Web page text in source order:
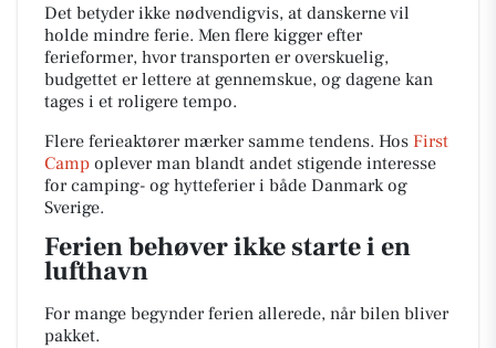
Det betyder ikke nødvendigvis, at danskerne vil
holde mindre ferie. Men flere kigger efter
ferieformer, hvor transporten er overskuelig,
budgettet er lettere at gennemskue, og dagene kan
tages i et roligere tempo.
Flere ferieaktører mærker samme tendens. Hos First
Camp oplever man blandt andet stigende interesse
for camping- og hytteferier i både Danmark og
Sverige.
Ferien behøver ikke starte i en
lufthavn
For mange begynder ferien allerede, når bilen bliver
pakket.